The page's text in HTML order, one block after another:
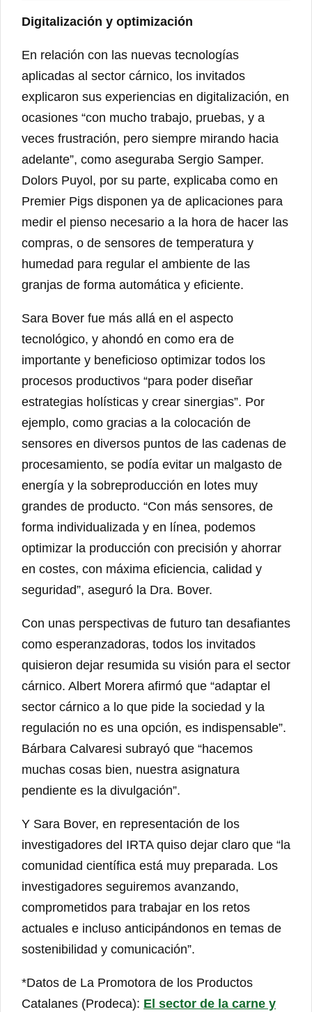
Digitalización y optimización
En relación con las nuevas tecnologías
aplicadas al sector cárnico, los invitados
explicaron sus experiencias en digitalización, en
ocasiones “con mucho trabajo, pruebas, y a
veces frustración, pero siempre mirando hacia
adelante”, como aseguraba Sergio Samper.
Dolors Puyol, por su parte, explicaba como en
Premier Pigs disponen ya de aplicaciones para
medir el pienso necesario a la hora de hacer las
compras, o de sensores de temperatura y
humedad para regular el ambiente de las
granjas de forma automática y eficiente.
Sara Bover fue más allá en el aspecto
tecnológico, y ahondó en como era de
importante y beneficioso optimizar todos los
procesos productivos “para poder diseñar
estrategias holísticas y crear sinergias”. Por
ejemplo, como gracias a la colocación de
sensores en diversos puntos de las cadenas de
procesamiento, se podía evitar un malgasto de
energía y la sobreproducción en lotes muy
grandes de producto. “Con más sensores, de
forma individualizada y en línea, podemos
optimizar la producción con precisión y ahorrar
en costes, con máxima eficiencia, calidad y
seguridad”, aseguró la Dra. Bover.
Con unas perspectivas de futuro tan desafiantes
como esperanzadoras, todos los invitados
quisieron dejar resumida su visión para el sector
cárnico. Albert Morera afirmó que “adaptar el
sector cárnico a lo que pide la sociedad y la
regulación no es una opción, es indispensable”.
Bárbara Calvaresi subrayó que “hacemos
muchas cosas bien, nuestra asignatura
pendiente es la divulgación”.
Y Sara Bover, en representación de los
investigadores del IRTA quiso dejar claro que “la
comunidad científica está muy preparada. Los
investigadores seguiremos avanzando,
comprometidos para trabajar en los retos
actuales e incluso anticipándonos en temas de
sostenibilidad y comunicación”.
*Datos de La Promotora de los Productos
Catalanes (Prodeca): El sector de la carne y